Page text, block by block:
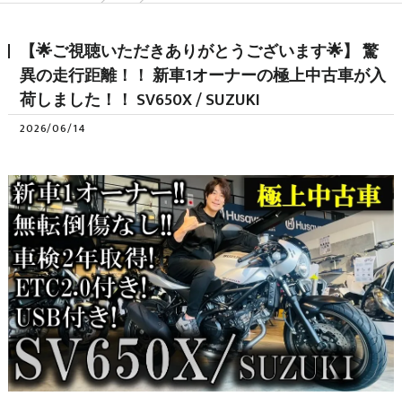
【🌟ご視聴いただきありがとうございます🌟】 驚
異の走行距離！！ 新車1オーナーの極上中古車が入
荷しました！！ SV650X / SUZUKI
2026/06/14